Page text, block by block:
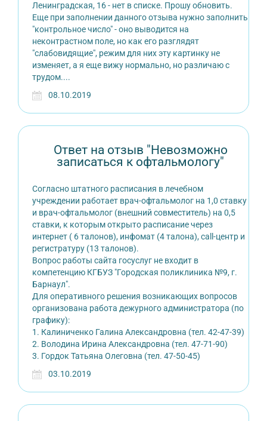
Ленинградская, 16 - нет в списке. Прошу обновить.
Еще при заполнении данного отзыва нужно заполнить
"контрольное число" - оно выводится на
неконтрастном поле, но как его разглядят
"слабовидящие", режим для них эту картинку не
изменяет, а я еще вижу нормально, но различаю с
трудом....
08.10.2019
Ответ на отзыв "Невозможно
записаться к офтальмологу"
Согласно штатного расписания в лечебном
учреждении работает врач-офтальмолог на 1,0 ставку
и врач-офтальмолог (внешний совместитель) на 0,5
ставки, к которым открыто расписание через
интернет ( 6 талонов), инфомат (4 талона), call-центр и
регистратуру (13 талонов).
Вопрос работы сайта госуслуг не входит в
компетенцию КГБУЗ "Городская поликлиника №9, г.
Барнаул".
Для оперативного решения возникающих вопросов
организована работа дежурного администратора (по
графику):
1. Калиниченко Галина Александровна (тел. 42-47-39)
2. Володина Ирина Александровна (тел. 47-71-90)
3. Гордок Татьяна Олеговна (тел. 47-50-45)
03.10.2019